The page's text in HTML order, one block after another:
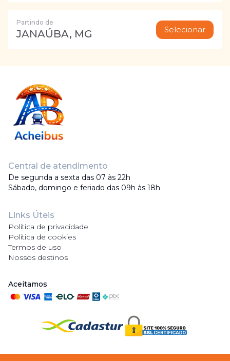
Partindo de
JANAÚBA, MG Selecionar
Central de atendimento
De segunda a sexta das 07 às 22h
Sábado, domingo e feriado das 09h às 18h
Links Úteis
Política de privacidade
Política de cookies
Termos de uso
Nossos destinos
Aceitamos